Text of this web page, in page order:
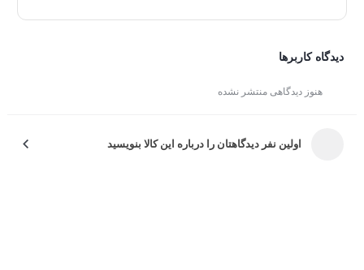
فراهم می‌کند. پشتیبانی از دستیار صوتی گوگل و قابلیت کنترل
دیدگاه کاربرها
هنوز دیدگاهی منتشر نشده
اولین نفر دیدگاهتان را درباره این کالا بنویسید